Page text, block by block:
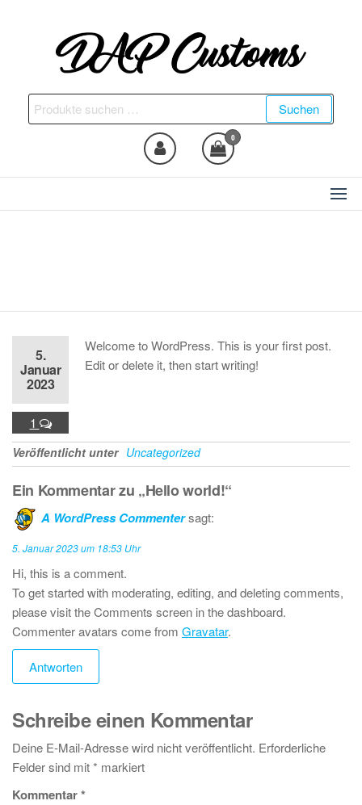
DAP Customs Ambientebeleuchtung,
Nachrüstungen und vieles
mehr
Suchen
nach:
Suchen
0
5.
Januar
2023
1
Welcome to WordPress. This is your first post.
Edit or delete it, then start writing!
Veröffentlicht unter Uncategorized
Ein Kommentar zu „Hello world!“
A WordPress Commentersagt:
5. Januar 2023 um 18:53 Uhr
Hi, this is a comment.
To get started with moderating, editing, and deleting comments,
please visit the Comments screen in the dashboard.
Commenter avatars come from Gravatar.
Antworten
Schreibe einen Kommentar
Deine E-Mail-Adresse wird nicht veröffentlicht. Erforderliche
Felder sind mit* markiert
Kommentar*